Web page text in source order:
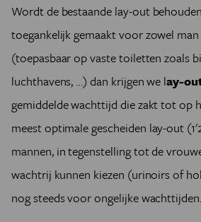
Wordt de bestaande lay-out
toegankelijk gemaakt voor zowel
(toepasbaar op vaste toiletten zoals
luchthavens, …) dan krijgen we lay-
gemiddelde wachttijd die zakt tot op
meest optimale gescheiden lay-out
mannen, in tegenstelling tot de
wachtrij kunnen kiezen (urinoirs of
nog steeds voor ongelijke wachttijden.